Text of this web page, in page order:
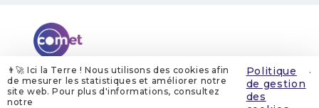
👨‍🚀 Ici la Terre ! Nous utilisons des cookies afin
de mesurer les statistiques et améliorer notre
site web. Pour plus d'informations, consultez
notre
Politique
de gestion
des
.
QUI SOMMES-NOUS
MENTIONS LÉGALES
GESTION DES COOKIES
POLITIQUE DE GESTION DES COOKIES